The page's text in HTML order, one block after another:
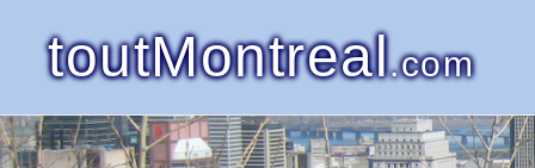
toutMontreal.com